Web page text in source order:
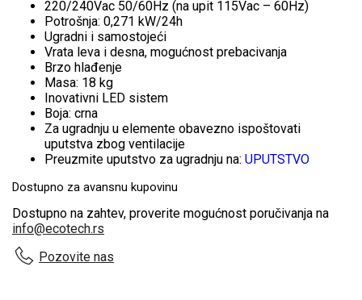
220/240Vac 50/60Hz (na upit 115Vac – 60Hz)
Potrošnja: 0,271 kW/24h
Ugradni i samostojeći
Vrata leva i desna, mogućnost prebacivanja
Brzo hlađenje
Masa: 18 kg
Inovativni LED sistem
Boja: crna
Za ugradnju u elemente obavezno ispoštovati
uputstva zbog ventilacije
Preuzmite uputstvo za ugradnju na: UPUTSTVO
Dostupno za avansnu kupovinu
Dostupno na zahtev, proverite mogućnost poručivanja na
info@ecotech.rs
Pozovite nas